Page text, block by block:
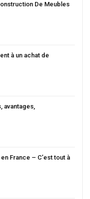
De Meubles
à un achat de
avantages,
France – C’est tout à